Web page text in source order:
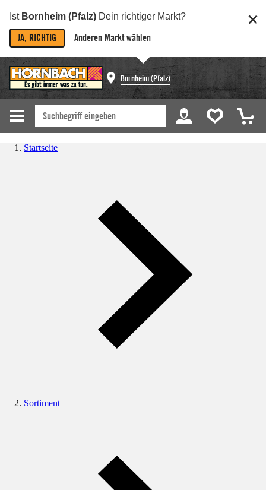
Ist Bornheim (Pfalz) Dein richtiger Markt?
JA, RICHTIG Anderen Markt wählen
Bornheim (Pfalz)
Startseite
Sortiment